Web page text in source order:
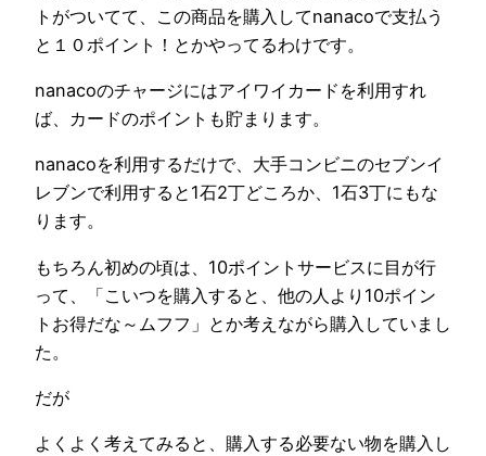
トがついてて、この商品を購入してnanacoで支払う
と１０ポイント！とかやってるわけです。
nanacoのチャージにはアイワイカードを利用すれ
ば、カードのポイントも貯まります。
nanacoを利用するだけで、大手コンビニのセブンイ
レブンで利用すると1石2丁どころか、1石3丁にもな
ります。
もちろん初めの頃は、10ポイントサービスに目が行
って、「こいつを購入すると、他の人より10ポイン
トお得だな～ムフフ」とか考えながら購入していまし
た。
だが
よくよく考えてみると、購入する必要ない物を購入し